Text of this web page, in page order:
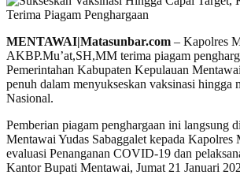
MENTAWAI|Matasunbar.com – Kapolres
AKBP.Mu’at,SH,MM terima piagam
Pemerintahan Kabupaten Kepulauan
penuh dalam menyukseskan vaksinasi hingga
Nasional.
Pemberian piagam penghargaan ini langsung
Mentawai Yudas Sabaggalet kepada Kapolres
evaluasi Penanganan COVID-19 dan
Kantor Bupati Mentawai, Jumat 21 Januari